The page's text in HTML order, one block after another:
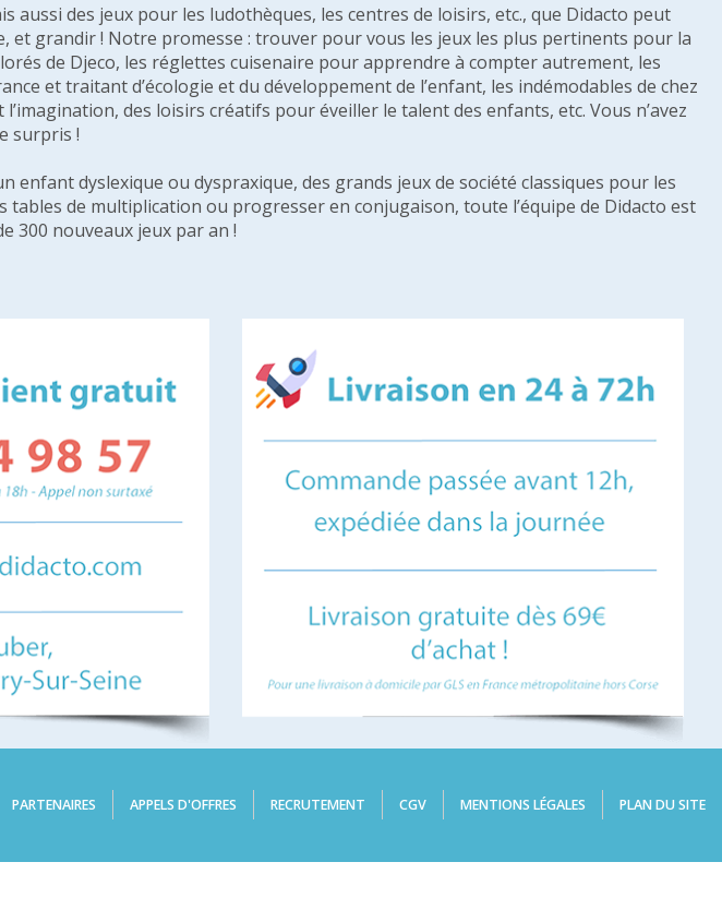
aussi des jeux pour les ludothèques, les centres de loisirs, etc., que Didacto peut
grandir ! Notre promesse : trouver pour vous les jeux les plus pertinents pour la
de Djeco, les réglettes cuisenaire pour apprendre à compter autrement, les
et traitant d’écologie et du développement de l’enfant, les indémodables de chez
des loisirs créatifs pour éveiller le talent des enfants, etc. Vous n’avez
surpris !
enfant dyslexique ou dyspraxique, des grands jeux de société classiques pour les
de multiplication ou progresser en conjugaison, toute l’équipe de Didacto est
300 nouveaux jeux par an !
PARTENAIRES APPELS D'OFFRES RECRUTEMENT CGV MENTIONS LÉGALES PLAN DU SITE